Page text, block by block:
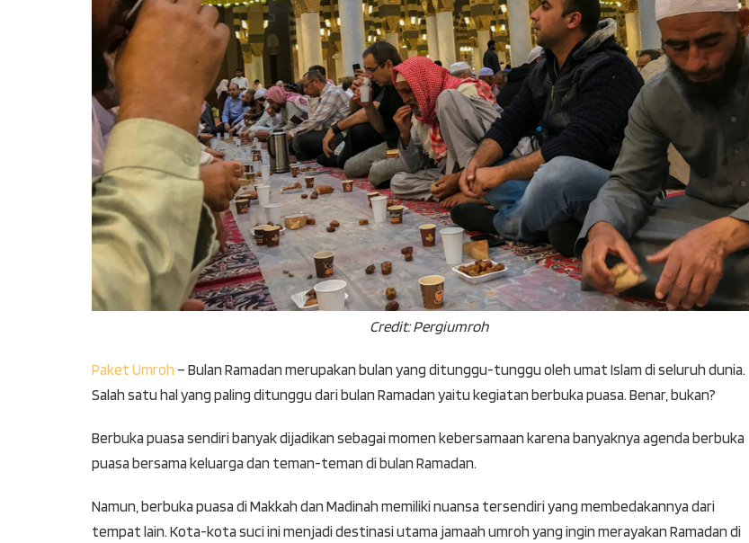
Credit: Pergiumroh
Paket Umroh – Bulan Ramadan merupakan bulan yang ditunggu-tunggu oleh umat Islam di seluruh dunia.
Salah satu hal yang paling ditunggu dari bulan Ramadan yaitu kegiatan berbuka puasa. Benar, bukan?
Berbuka puasa sendiri banyak dijadikan sebagai momen kebersamaan karena banyaknya agenda berbuka
puasa bersama keluarga dan teman-teman di bulan Ramadan.
Namun, berbuka puasa di Makkah dan Madinah memiliki nuansa tersendiri yang membedakannya dari
tempat lain. Kota-kota suci ini menjadi destinasi utama jamaah umroh yang ingin merayakan Ramadan di